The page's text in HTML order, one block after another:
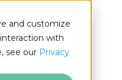
and customize
with
see our Privacy